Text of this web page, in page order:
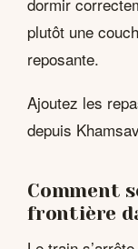
plutôt une
reposante.
Ajoutez les
depuis
Comment
frontière